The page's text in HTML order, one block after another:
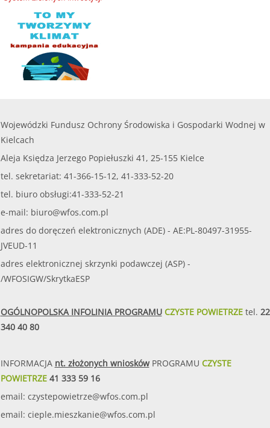
Forma naboru – nabór ciągły rozpoczyna się w dniu 1
marca 2018 r. i trwał będzie do wyczerpania środków
finansowych lub do decyzji Zarządu Wojewódzkiego
Funduszu o zawieszeniu lub zakończeniu naboru,
jednak nie później niż do dnia 15 październi...
Program dla osób fizycznych "Ograniczenie emisji
zanieczyszczeń do powietrza poprzez modernizację
indywidualnych kotłowni, zakup i montaż odnawialnych
źródeł energii, termomodernizację budynków" - Edycja II
ze środków Wojewódzkiego Fundus...
15.02.2018 r. i trwał będzie do wyczerpania środków
finansowych lub do decyzji Zarządu Wojewódzkiego
Funduszu o zawieszeniu lub zakończeniu naboru,
czytaj więcej...
Forma naboru – nabór dwuetapowy: I etap rozpoczyna
się w dniu 1 marca 2018 r. i trwał będzie do 23 marca
2018 r. do godz. 15:30 - gminy przekazują listy
podstawowych; II etap rozpoczyna sie ...
Wojewódzki Fundusz Ochrony Środowiska i Gospodarki Wodnej w
Kielcach
Aleja Księdza Jerzego Popiełuszki 41, 25-155 Kielce
tel. sekretariat: 41-366-15-12, 41-333-52-20
tel. biuro obsługi:41-333-52-21
e-mail: biuro@wfos.com.pl
adres do doręczeń elektronicznych (ADE) - AE:PL-80497-31955-
JVEUD-11
adres elektronicznej skrzynki podawczej (ASP) -
/WFOSIGW/SkrytkaESP
OGÓLNOPOLSKA INFOLINIA PROGRAMUCZYSTE POWIETRZEtel. 22
340 40 80
INFORMACJA nt. złożonych wnioskówPROGRAMU CZYSTE
POWIETRZE41 333 59 16
email: czystepowietrze@wfos.com.pl
email: cieple.mieszkanie@wfos.com.pl